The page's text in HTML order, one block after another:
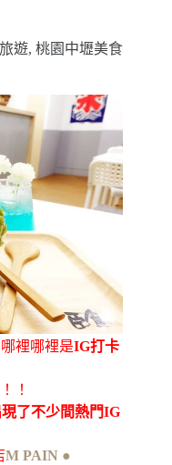
遊, 桃園中壢美食
裡哪裡是IG打卡
！
了不少間熱門IG
M PAIN ●